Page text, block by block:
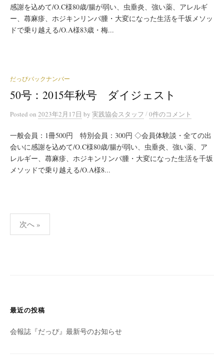
感謝を込めて/O.C様80歳/腸が弱い、虫垂炎、強い薬、アレルギ
ー、蕁麻疹、ホジキンリンパ腫・大変になった生活を千坂メソッ
ドで乗り越える/O.A様83歳・梅...
だっぴバックナンバー
50号：2015年秋号 ダイジェスト
Posted on 2023年2月17日 by 実践協会スタッフ /0件のコメント
一般会員：1冊500円 特別会員：300円 ◇会員体験談・全ての出
会いに感謝を込めて/O.C様80歳/腸が弱い、虫垂炎、強い薬、ア
レルギー、蕁麻疹、ホジキンリンパ腫・大変になった生活を千坂
メソッドで乗り越える/O.A様8...
投
稿
送
り
次へ »
最近の投稿
会報誌『だっぴ』最新号のお知らせ